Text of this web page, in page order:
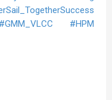
#GMM_VLCC
#HPM